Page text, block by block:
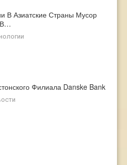
В Азиатские Страны Мусор
В…
Филиала Danske Bank